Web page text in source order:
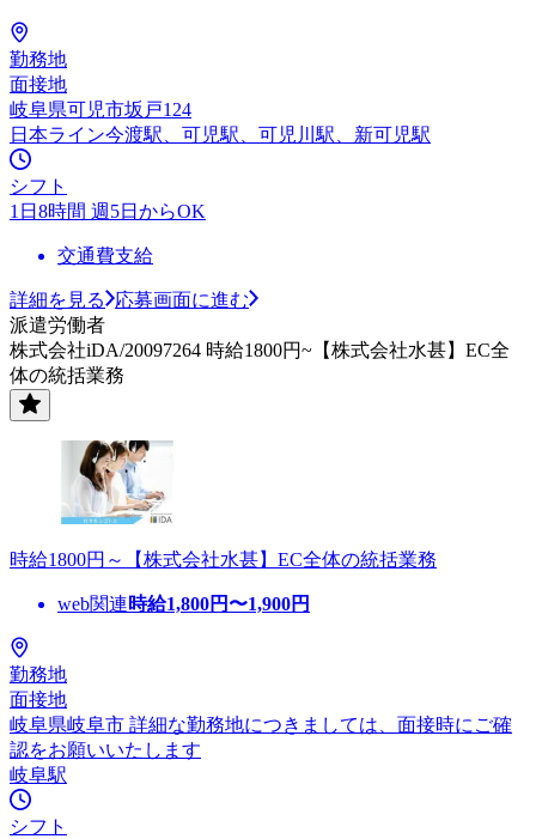
勤務地
面接地
岐阜県可児市坂戸124
日本ライン今渡駅、可児駅、可児川駅、新可児駅
シフト
1日8時間 週5日からOK
交通費支給
詳細を見る
応募画面に進む
派遣労働者
株式会社iDA/20097264 時給1800円~【株式会社水甚】EC全
体の統括業務
時給1800円～【株式会社水甚】EC全体の統括業務
web関連時給1,800円〜1,900円
勤務地
面接地
岐阜県岐阜市 詳細な勤務地につきましては、面接時にご確
認をお願いいたします
岐阜駅
シフト